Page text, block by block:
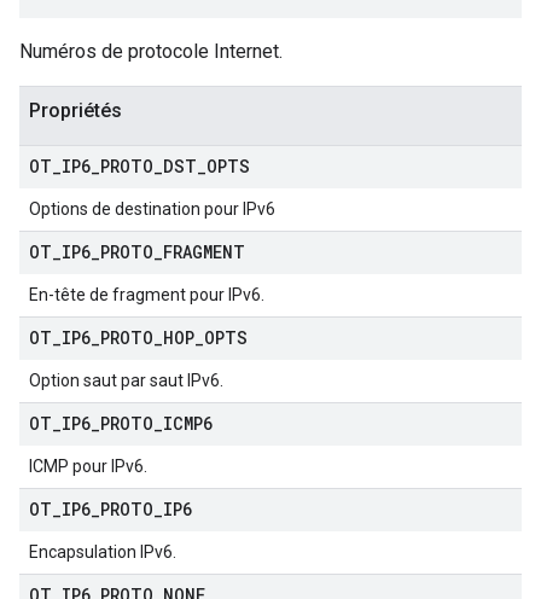
Numéros de protocole Internet.
Propriétés
OT IP6 PROTO DST OPTS
Options de destination pour IPv6
OT IP6 PROTO FRAGMENT
En-tête de fragment pour IPv6.
OT IP6 PROTO HOP OPTS
Option saut par saut IPv6.
OT IP6 PROTO ICMP6
ICMP pour IPv6.
OT IP6 PROTO IP6
Encapsulation IPv6.